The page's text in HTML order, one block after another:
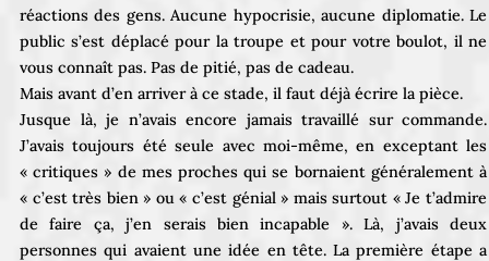
réactions des gens. Aucune hypocrisie, aucune diplomatie. Le
public s’est déplacé pour la troupe et pour votre boulot, il ne
vous connaît pas. Pas de pitié, pas de cadeau.
Mais avant d’en arriver à ce stade, il faut déjà écrire la pièce.
Jusque là, je n’avais encore jamais travaillé sur commande.
J’avais toujours été seule avec moi-même, en exceptant les
« critiques » de mes proches qui se bornaient généralement à
« c’est très bien » ou « c’est génial » mais surtout « Je t’admire
de faire ça, j’en serais bien incapable ». Là, j’avais deux
personnes qui avaient une idée en tête. La première étape a